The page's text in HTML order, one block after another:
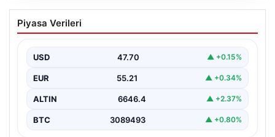
DAP Yapı’dan bir ilk! Emlak Konut
güvencesi Dap vizyonuyla kendi
Piyasa Verileri
USD 47.70 ▲ +0.15%
EUR 55.21 ▲ +0.34%
ALTIN 6646.4 ▲ +2.37%
BTC 3089493 ▲ +0.80%